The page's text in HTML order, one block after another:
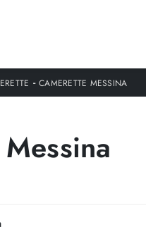
-CAMERETTE MESSINA